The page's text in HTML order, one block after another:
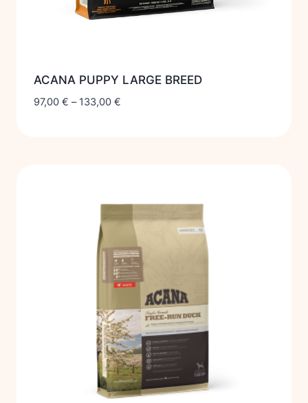
ACANA PUPPY LARGE BREED
97,00 € – 133,00 €